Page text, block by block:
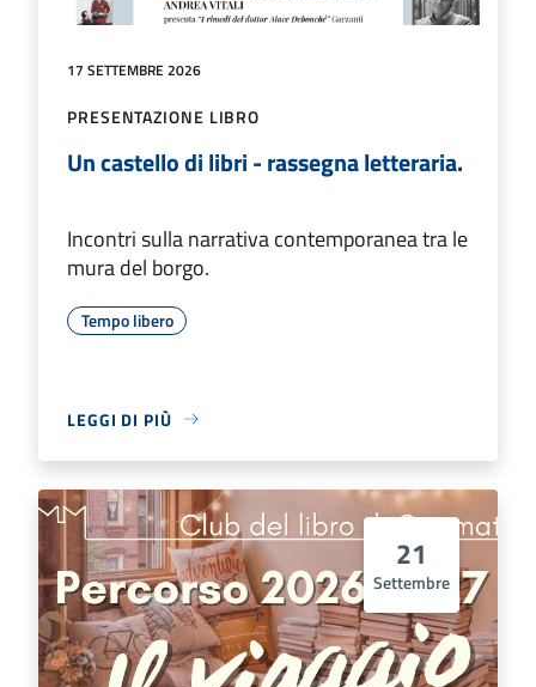
17 SETTEMBRE 2026
PRESENTAZIONE LIBRO
Un castello di libri - rassegna letteraria.
Incontri sulla narrativa contemporanea tra le
mura del borgo.
Tempo libero
LEGGI DI PIÙ
21
Settembre